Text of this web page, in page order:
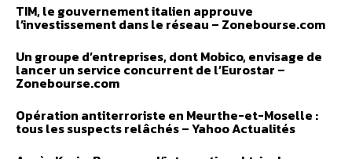
TIM, le gouvernement italien approuve
l’investissement dans le réseau – Zonebourse.com
Un groupe d’entreprises, dont Mobico, envisage de
lancer un service concurrent de l’Eurostar –
Zonebourse.com
Opération antiterroriste en Meurthe-et-Moselle :
tous les suspects relâchés – Yahoo Actualités